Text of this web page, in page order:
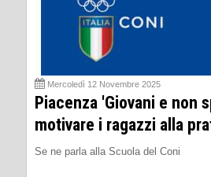
Mercoledì 12 Novembre 2025
Piacenza 'Giovani e non
motivare i ragazzi alla
Se ne parla alla Scuola del Coni